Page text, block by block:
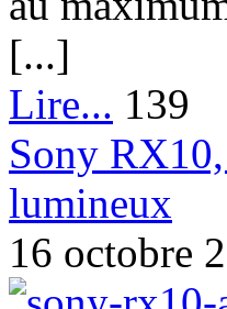
[...]
Lire... 139
Sony
lumineux
16 octobre